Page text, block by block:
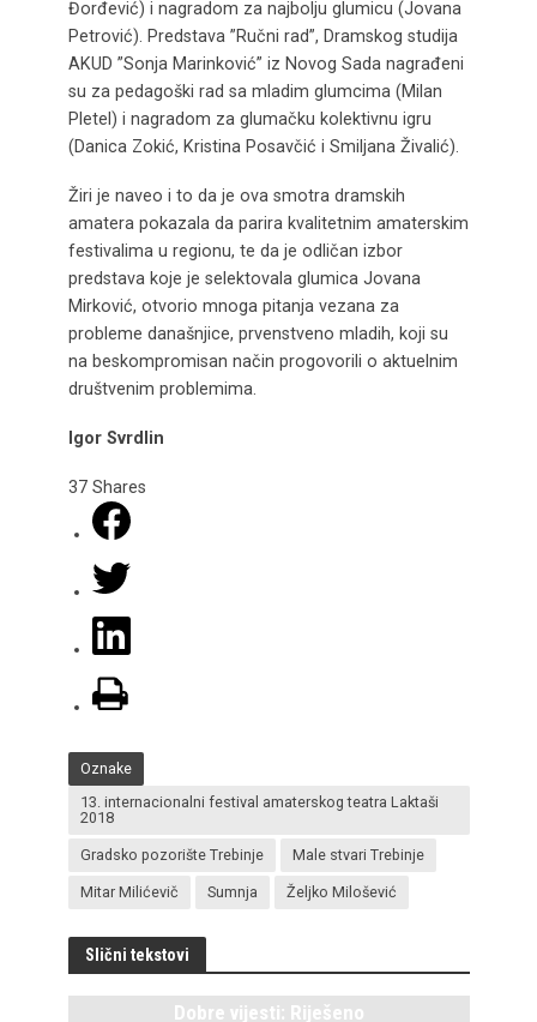
Đorđević) i nagradom za najbolju glumicu (Jovana
Petrović). Predstava ”Ručni rad”, Dramskog studija
AKUD ”Sonja Marinković” iz Novog Sada nagrađeni
su za pedagoški rad sa mladim glumcima (Milan
Pletel) i nagradom za glumačku kolektivnu igru
(Danica Zokić, Kristina Posavčić i Smiljana Živalić).
Žiri je naveo i to da je ova smotra dramskih
amatera pokazala da parira kvalitetnim amaterskim
festivalima u regionu, te da je odličan izbor
predstava koje je selektovala glumica Jovana
Mirković, otvorio mnoga pitanja vezana za
probleme današnjice, prvenstveno mladih, koji su
na beskompromisan način progovorili o aktuelnim
društvenim problemima.
Igor Svrdlin
37 Shares
Oznake
13. internacionalni festival amaterskog teatra Laktaši
2018
Gradsko pozorište Trebinje Male stvari Trebinje
Mitar Milićevič Sumnja Željko Milošević
Slični tekstovi
Dobre vijesti: Riješeno